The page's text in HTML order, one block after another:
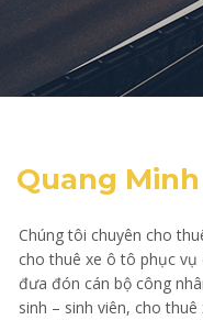
Quang
Chúng tôi chuyên cho
cho thuê xe ô tô phục
đưa đón cán bộ công
sinh – sinh viên, cho